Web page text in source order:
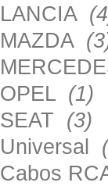
LANCIA
MAZDA
OPEL (1)
SEAT (3)
Universal
Cabos